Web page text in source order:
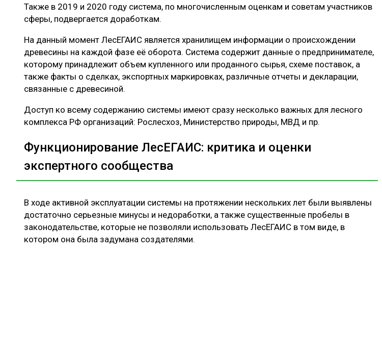
Также в 2019 и 2020 году система, по многочисленным оценкам и советам участников
сферы, подвергается доработкам.
На данный момент ЛесЕГАИС является хранилищем информации о происхождении
древесины на каждой фазе её оборота. Система содержит данные о предпринимателе,
которому принадлежит объем купленного или проданного сырья, схеме поставок, а
также факты о сделках, экспортных маркировках, различные отчеты и декларации,
связанные с древесиной.
Доступ ко всему содержанию системы имеют сразу несколько важных для лесного
комплекса РФ организаций: Рослесхоз, Министерство природы, МВД и пр.
Функционирование ЛесЕГАИС: критика и оценки
экспертного сообщества
В ходе активной эксплуатации системы на протяжении нескольких лет были выявлены
достаточно серьезные минусы и недоработки, а также существенные пробелы в
законодательстве, которые не позволяли использовать ЛесЕГАИС в том виде, в
котором она была задумана создателями.